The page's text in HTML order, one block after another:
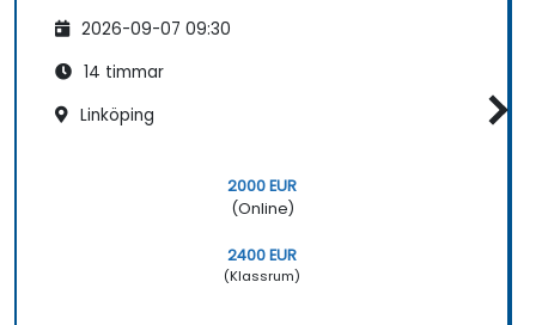
2026-09-07 09:30
14 timmar
Linköping
2000 EUR
(Online)
2400 EUR
(Klassrum)